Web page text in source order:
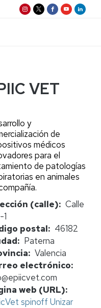
VET
y
de
médicos
para el
de patologías
en animales
(calle)
Calle
1
postal
46182
Paterna
Valencia
electrónico
web (URL)
spinoff Unizar